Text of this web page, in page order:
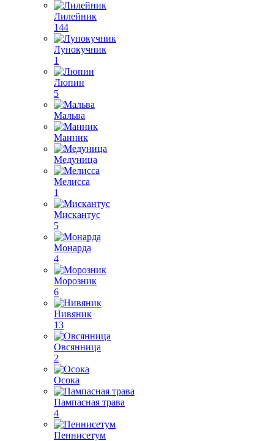
Лилейник
144
Лунокучник
1
Люпин
5
Мальва
Манник
Медуница
Мелисса
1
Мискантус
5
Монарда
4
Морозник
6
Нивяник
13
Овсянница
2
Осока
Пампасная трава
4
Пеннисетум